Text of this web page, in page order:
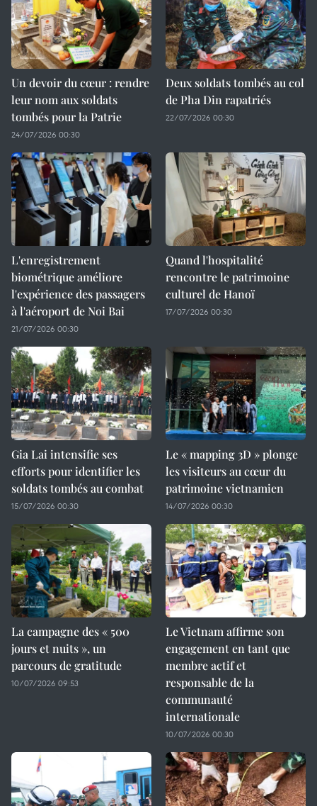
Un devoir du cœur : rendre
leur nom aux soldats
tombés pour la Patrie
24/07/2026 00:30
Deux soldats tombés au col
de Pha Din rapatriés
22/07/2026 00:30
L'enregistrement
biométrique améliore
l'expérience des passagers
à l'aéroport de Noi Bai
21/07/2026 00:30
Quand l'hospitalité
rencontre le patrimoine
culturel de Hanoï
17/07/2026 00:30
Gia Lai intensifie ses
efforts pour identifier les
soldats tombés au combat
15/07/2026 00:30
Le « mapping 3D » plonge
les visiteurs au cœur du
patrimoine vietnamien
14/07/2026 00:30
La campagne des « 500
jours et nuits », un
parcours de gratitude
10/07/2026 09:53
Le Vietnam affirme son
engagement en tant que
membre actif et
responsable de la
communauté
internationale
10/07/2026 00:30